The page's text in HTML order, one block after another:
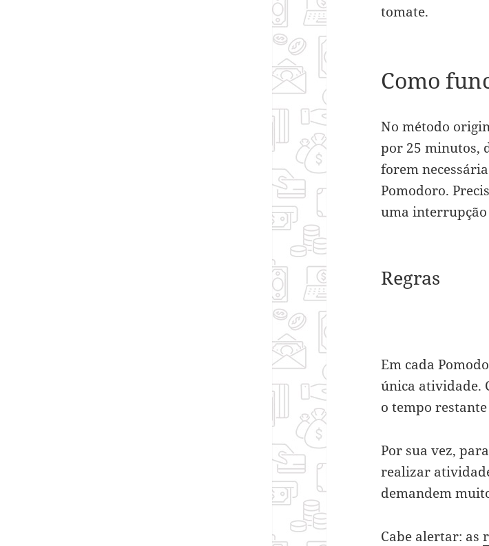
tomate.
Como
No método
por 25 minutos,
forem
Pomodoro.
uma
Regras
Em cada
única atividade.
o tempo
Por sua vez,
realizar
demandem
Cabe alertar: as